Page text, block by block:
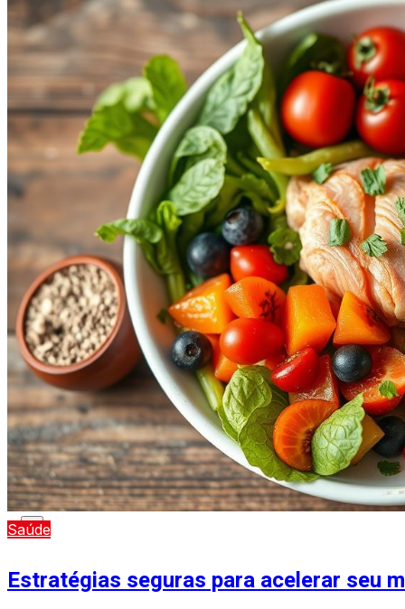
X
X
Saúde
Estratégias seguras para acelerar seu